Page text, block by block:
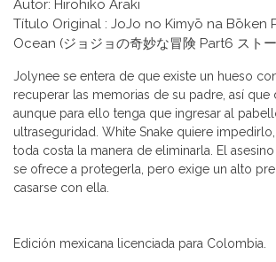
Autor: Hirohiko Araki
Título Original : JoJo no Kimyō na Bōken
Ocean (ジョジョの奇妙な冒険 Part6 スト
Jolynee se entera de que existe un hueso
recuperar las memorias de su padre, así
aunque para ello tenga que ingresar al
ultraseguridad. White Snake quiere
toda costa la manera de eliminarla. El
se ofrece a protegerla, pero exige un alto
casarse con ella.
Edición mexicana licenciada para Colombia.